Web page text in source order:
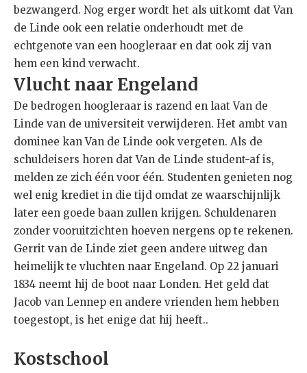
bezwangerd. Nog erger wordt het als uitkomt dat Van
de Linde ook een relatie onderhoudt met de
echtgenote van een hoogleraar en dat ook zij van
hem een kind verwacht.
Vlucht naar Engeland
De bedrogen hoogleraar is razend en laat Van de
Linde van de universiteit verwijderen. Het ambt van
dominee kan Van de Linde ook vergeten. Als de
schuldeisers horen dat Van de Linde student-af is,
melden ze zich één voor één. Studenten genieten nog
wel enig krediet in die tijd omdat ze waarschijnlijk
later een goede baan zullen krijgen. Schuldenaren
zonder vooruitzichten hoeven nergens op te rekenen.
Gerrit van de Linde ziet geen andere uitweg dan
heimelijk te vluchten naar Engeland. Op 22 januari
1834 neemt hij de boot naar Londen. Het geld dat
Jacob van Lennep en andere vrienden hem hebben
toegestopt, is het enige dat hij heeft..
Kostschool